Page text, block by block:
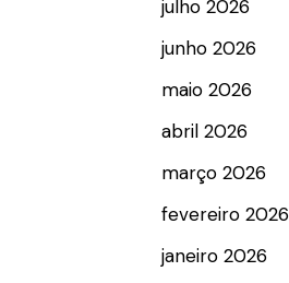
julho 2026
junho 2026
maio 2026
abril 2026
março 2026
fevereiro 2026
janeiro 2026